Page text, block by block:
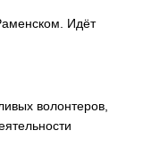
Идёт
волонтеров,